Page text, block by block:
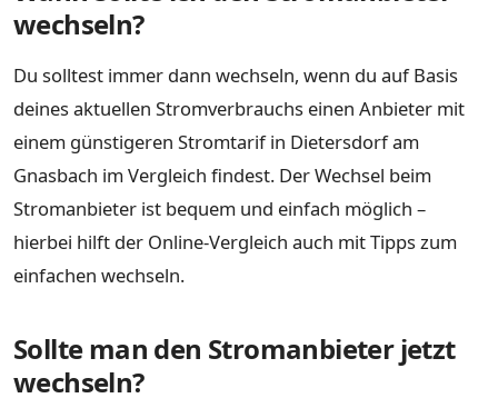
wechseln?
Du solltest immer dann wechseln, wenn du auf Basis
deines aktuellen Stromverbrauchs einen Anbieter mit
einem günstigeren Stromtarif in Dietersdorf am
Gnasbach im Vergleich findest. Der Wechsel beim
Stromanbieter ist bequem und einfach möglich –
hierbei hilft der Online-Vergleich auch mit Tipps zum
einfachen wechseln.
Sollte man den Stromanbieter jetzt
wechseln?